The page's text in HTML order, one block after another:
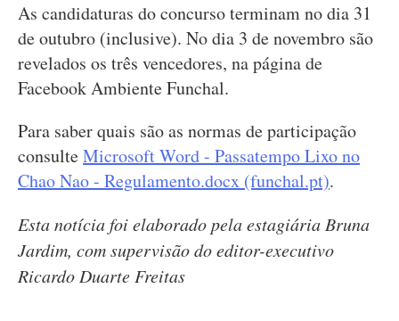
As candidaturas do concurso terminam no dia 31
de outubro (inclusive). No dia 3 de novembro são
revelados os três vencedores, na página de
Facebook Ambiente Funchal.
Para saber quais são as normas de participação
consulteMicrosoft Word - Passatempo Lixo no
Chao Nao - Regulamento.docx (funchal.pt).
Esta notícia foi elaborado pela estagiária Bruna
Jardim, com supervisão do editor-executivo
Ricardo Duarte Freitas